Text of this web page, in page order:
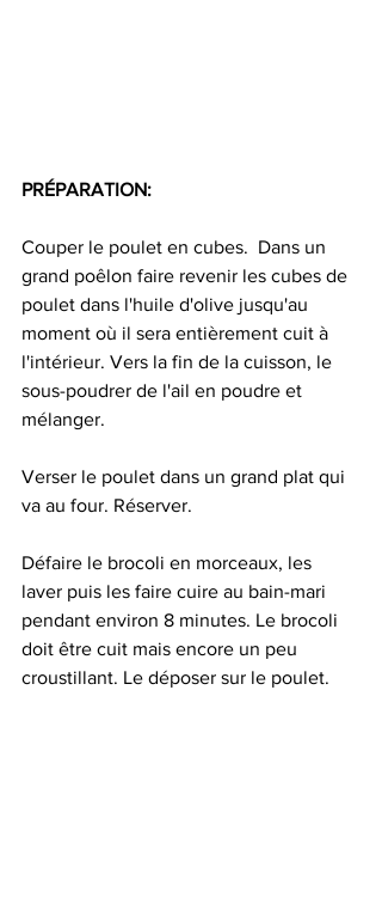
PRÉPARATION:
Couper le poulet en cubes.  Dans un
grand poêlon faire revenir les cubes de
poulet dans l'huile d'olive jusqu'au
moment où il sera entièrement cuit à
l'intérieur. Vers la fin de la cuisson, le
sous-poudrer de l'ail en poudre et
mélanger.
Verser le poulet dans un grand plat qui
va au four. Réserver.
Défaire le brocoli en morceaux, les
laver puis les faire cuire au bain-mari
pendant environ 8 minutes. Le brocoli
doit être cuit mais encore un peu
croustillant. Le déposer sur le poulet.